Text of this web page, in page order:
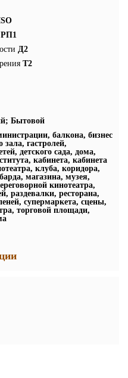
РП1
Д2
Т2
Бытовой
балкона, бизнес
гастролей,
детского сада, дома,
кабинета, кабинета
клуба, коридора,
магазина, музея,
кинотеатра,
раздевалки, ресторана,
супермаркета, сцены,
торговой площади,